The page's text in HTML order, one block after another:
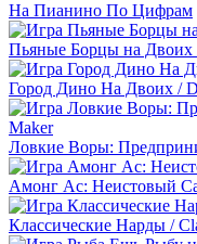
На Пианино По Цифрам
Пьяные Борцы на Двоих
Город Дино На Двоих /
Ловкие Воры:
Амонг Ас: Неистовый
Классические Нарды /